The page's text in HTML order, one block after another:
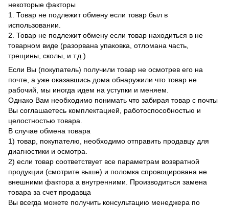
некоторые факторы
1. Товар не подлежит обмену если товар был в
использовании.
2. Товар не подлежит обмену если товар находиться в не
товарном виде (разорвана упаковка, отломана часть,
трещины, сколы, и т.д.)
Если Вы (покупатель) получили товар не осмотрев его на
почте, а уже оказавшись дома обнаружили что товар не
рабочий, мы иногда идем на уступки и меняем.
Однако Вам необходимо понимать что забирая товар с почты
Вы соглашаетесь комплектацией, работоспособностью и
целостностью товара.
В случае обмена товара
1) товар, покупателю, необходимо отправить продавцу для
диагностики и осмотра.
2) если товар соответствует все параметрам возвратной
продукции (смотрите выше) и поломка спровоцирована не
внешними фактора а внутренними. Производиться замена
товара за счет продавца
Вы всегда можете получить консультацию менеджера по